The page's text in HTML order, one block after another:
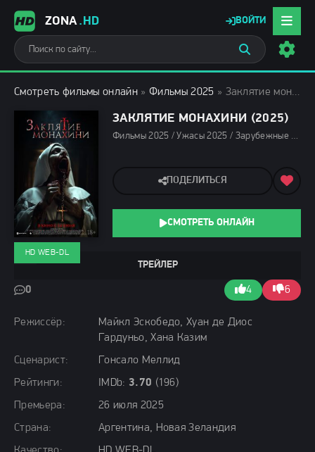
ZONA.HD ВОЙТИ
Смотреть фильмы онлайн » Фильмы 2025 » Заклятие монахини (2025)
ЗАКЛЯТИЕ МОНАХИНИ (2025)
Фильмы 2025 / Ужасы 2025 / Зарубежные фильмы 2025 / Фильмы лета 2025 / Новинки кино 2025 / Последние фильмы 2025 / Смотреть фильмы онлайн
Режиссёр:
Майкл Эскобедо, Хуан де Диос
Гардуньо, Хана Казим
Сценарист:
Гонсало Меллид
Рейтинги:
IMDb: 3.70 (196)
Премьера:
26 июля 2025
Страна:
Аргентина, Новая Зеландия
ТРЕЙЛЕР
0 4 6
HD WEB-DL
ПОДЕЛИТЬСЯ
СМОТРЕТЬ ОНЛАЙН